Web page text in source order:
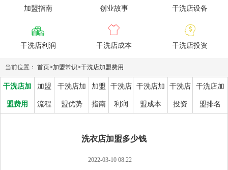
加盟指南 创业故事 干洗店设备

干洗店利润

干洗店成本

干洗店投资
当前位置： 首页>加盟常识>干洗店加盟费用
干洗店加
盟费用
加盟
流程
干洗店加
盟优势
加盟
指南
干洗店
利润
干洗店加
盟成本
干洗店
投资
干洗店加
盟排名
洗衣店加盟多少钱
2022-03-10 08:22